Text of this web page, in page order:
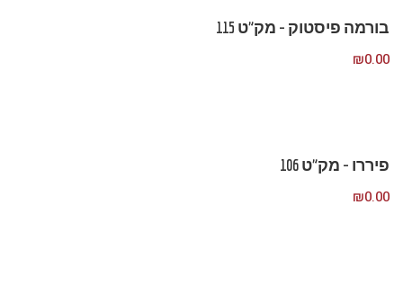
בורמה פיסטוק – מק”ט 115
₪0.00
פיררו – מק”ט 106
₪0.00